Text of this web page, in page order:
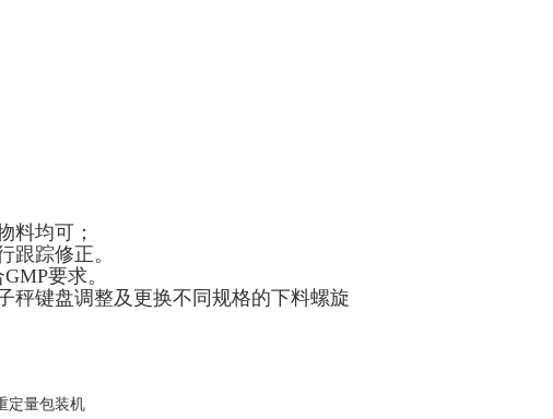
料均可；
跟踪修正。
要求。
秤键盘调整及更换不同规格的下料螺旋